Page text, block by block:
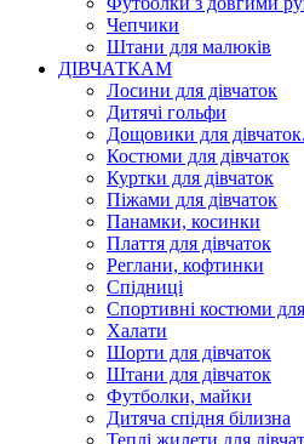
Чепчики
Штани для малюків
ДІВЧАТКАМ
Лосини для дівчаток
Дитячі гольфи
Дощовики для
Костюми для дівчаток
Куртки для дівчаток
Піжами для дівчаток
Панамки, косинки
Плаття для дівчаток
Реглани, кофтинки
Спідниці
Спортивні костюми для
Халати
Шорти для дівчаток
Штани для дівчаток
Футболки, майки
Дитяча спідня білизна
Теплі жилети для